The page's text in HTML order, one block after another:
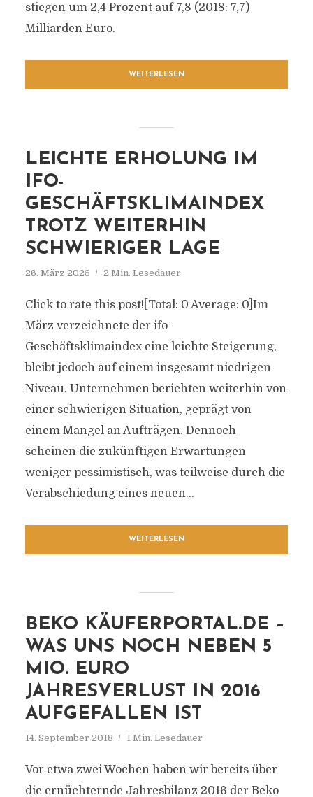
stiegen um 2,4 Prozent auf 7,8 (2018: 7,7)
Milliarden Euro.
WEITERLESEN
LEICHTE ERHOLUNG IM
IFO-
GESCHÄFTSKLIMAINDEX
TROTZ WEITERHIN
SCHWIERIGER LAGE
26. März 2025 2 Min. Lesedauer
Click to rate this post![Total: 0 Average: 0]Im
März verzeichnete der ifo-
Geschäftsklimaindex eine leichte Steigerung,
bleibt jedoch auf einem insgesamt niedrigen
Niveau. Unternehmen berichten weiterhin von
einer schwierigen Situation, geprägt von
einem Mangel an Aufträgen. Dennoch
scheinen die zukünftigen Erwartungen
weniger pessimistisch, was teilweise durch die
Verabschiedung eines neuen...
WEITERLESEN
BEKO KÄUFERPORTAL.DE –
WAS UNS NOCH NEBEN 5
MIO. EURO
JAHRESVERLUST IN 2016
AUFGEFALLEN IST
14. September 2018 1 Min. Lesedauer
Vor etwa zwei Wochen haben wir bereits über
die ernüchternde Jahresbilanz 2016 der Beko